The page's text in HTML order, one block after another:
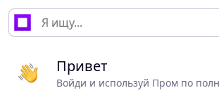
Привет
Войди и используй Пром по